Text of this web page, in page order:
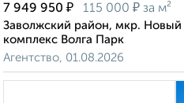
7 949 950 ₽ 115 000 ₽ за м²
Заволжский район, мкр.
комплекс Волга Парк
Агентство, 01.08.2026